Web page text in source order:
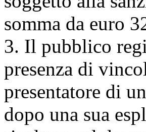
somma da euro
3. Il pubblico
presenza di
presentatore di
dopo una sua